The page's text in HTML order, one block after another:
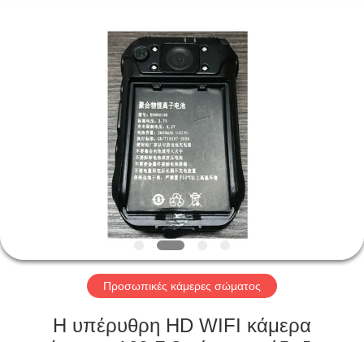
ΠΡΟΪΌΝΤΑ
ΕΚΠΟΜΠΉ
VR
ΣΧΕΤΙΚΆ
Προσωπικές κάμερες σώματος
Η υπέρυθρη HD WIFI κάμερα